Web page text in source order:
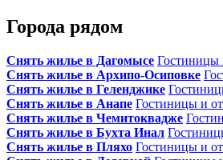
Города рядом
Снять жилье в Дагомысе Гостиницы
Снять жилье в Архипо-Осиповке
Снять жилье в Геленджике
Снять жилье в Анапе Гостиницы и
Снять жилье в Чемитоквадже
Снять жилье в Бухта Инал
Снять жилье в Пляхо Гостиницы и